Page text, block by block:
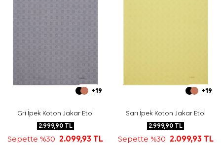
+19
Gri İpek Koton Jakar Etol
2.999,90TL
Sepette %30 2.099,93 TL
+19
Sarı İpek Koton Jakar Etol
2.999,90 TL
Sepette %30 2.099,93 TL